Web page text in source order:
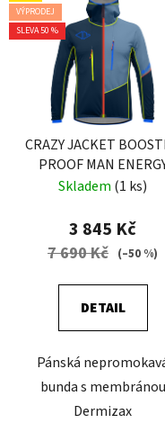
VÝPRODEJ
SLEVA 50 %
CRAZY JACKET
PROOF MAN
Skladem (1 ks)
3 845 Kč
7 690 Kč (–50 %)
DETAIL
Pánská
bunda s membránou
Dermizax